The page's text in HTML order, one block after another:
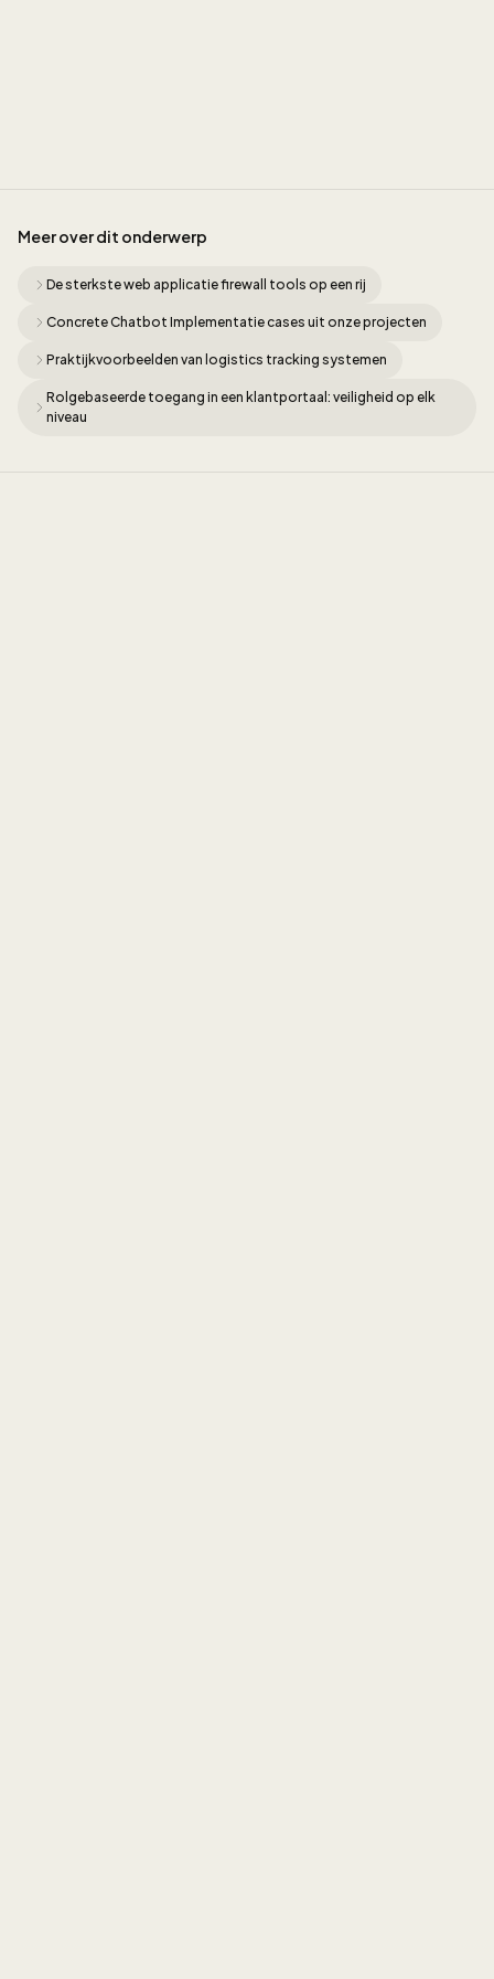
Meer over dit onderwerp
De sterkste web applicatie firewall tools op een rij
Concrete Chatbot Implementatie cases uit onze projecten
Praktijkvoorbeelden van logistics tracking systemen
Rolgebaseerde toegang in een klantportaal: veiligheid op elk
niveau